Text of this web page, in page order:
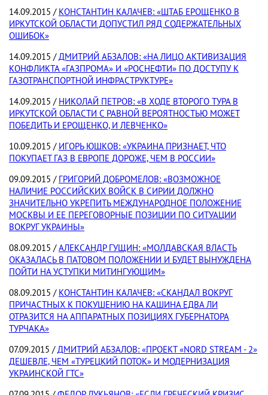
14.09.2015 / КОНСТАНТИН КАЛАЧЕВ: «ШТАБ ЕРОЩЕНКО В
ИРКУТСКОЙ ОБЛАСТИ ДОПУСТИЛ РЯД СОДЕРЖАТЕЛЬНЫХ
ОШИБОК»
14.09.2015 /ДМИТРИЙ АБЗАЛОВ: «НА ЛИЦО АКТИВИЗАЦИЯ
КОНФЛИКТА «ГАЗПРОМА» И «РОСНЕФТИ» ПО ДОСТУПУ К
ГАЗОТРАНСПОРТНОЙ ИНФРАСТРУКТУРЕ»
14.09.2015 / НИКОЛАЙ ПЕТРОВ: «В ХОДЕ ВТОРОГО ТУРА В
ИРКУТСКОЙ ОБЛАСТИ С РАВНОЙ ВЕРОЯТНОСТЬЮ МОЖЕТ
ПОБЕДИТЬ И ЕРОЩЕНКО, И ЛЕВЧЕНКО»
10.09.2015 / ИГОРЬ ЮШКОВ: «УКРАИНА ПРИЗНАЕТ, ЧТО
ПОКУПАЕТ ГАЗ В ЕВРОПЕ ДОРОЖЕ, ЧЕМ В РОССИИ»
09.09.2015 / ГРИГОРИЙ ДОБРОМЕЛОВ: «ВОЗМОЖНОЕ
НАЛИЧИЕ РОССИЙСКИХ ВОЙСК В СИРИИ ДОЛЖНО
ЗНАЧИТЕЛЬНО УКРЕПИТЬ МЕЖДУНАРОДНОЕ ПОЛОЖЕНИЕ
МОСКВЫ И ЕЕ ПЕРЕГОВОРНЫЕ ПОЗИЦИИ ПО СИТУАЦИИ
ВОКРУГ УКРАИНЫ»
08.09.2015 /АЛЕКСАНДР ГУЩИН: «МОЛДАВСКАЯ ВЛАСТЬ
ОКАЗАЛАСЬ В ПАТОВОМ ПОЛОЖЕНИИ И БУДЕТ ВЫНУЖДЕНА
ПОЙТИ НА УСТУПКИ МИТИНГУЮЩИМ»
08.09.2015 / КОНСТАНТИН КАЛАЧЕВ: «СКАНДАЛ ВОКРУГ
ПРИЧАСТНЫХ К ПОКУШЕНИЮ НА КАШИНА ЕДВА ЛИ
ОТРАЗИТСЯ НА АППАРАТНЫХ ПОЗИЦИЯХ ГУБЕРНАТОРА
ТУРЧАКА»
07.09.2015 /ДМИТРИЙ АБЗАЛОВ: «ПРОЕКТ «NORD STREAM - 2»
ДЕШЕВЛЕ, ЧЕМ «ТУРЕЦКИЙ ПОТОК» И МОДЕРНИЗАЦИЯ
УКРАИНСКОЙ ГТС»